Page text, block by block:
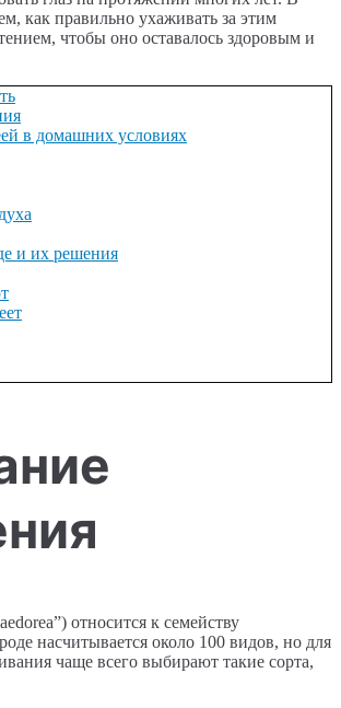
как правильно ухаживать за этим
чтобы оно оставалось здоровым и
в домашних условиях
и их решения
относится к семейству
насчитывается около 100 видов, но для
чаще всего выбирают такие сорта,